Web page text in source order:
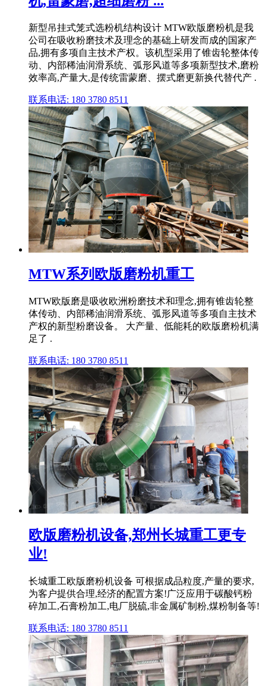
新型吊挂式笼式选粉机结构设计 MTW欧版磨粉机是我
公司在吸收粉磨技术及理念的基础上研发而成的国家产
品,拥有多项自主技术产权。该机型采用了锥齿轮整体传
动、内部稀油润滑系统、弧形风道等多项新型技术,磨粉
效率高,产量大,是传统雷蒙磨、摆式磨更新换代替代产 .
联系电话: 180 3780 8511
MTW系列欧版磨粉机重工
MTW欧版磨是吸收欧洲粉磨技术和理念,拥有锥齿轮整
体传动、内部稀油润滑系统、弧形风道等多项自主技术
产权的新型粉磨设备。 大产量、低能耗的欧版磨粉机满
足了 .
联系电话: 180 3780 8511
欧版磨粉机设备,郑州长城重工更专
业!
长城重工欧版磨粉机设备 可根据成品粒度,产量的要求,
为客户提供合理,经济的配置方案!广泛应用于碳酸钙粉
碎加工,石膏粉加工,电厂脱硫,非金属矿制粉,煤粉制备等!
联系电话: 180 3780 8511